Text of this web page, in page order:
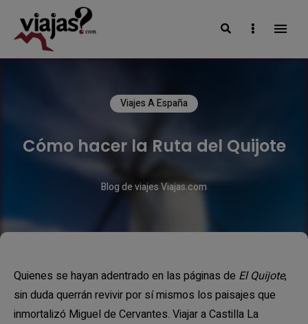
VIAJAS BLOG
SearchSidebar
Viajes A España
Cómo hacer la Ruta del Quijote
Blog de viajes Viajas.com
Quienes se hayan adentrado en las páginas de El Quijote,
sin duda querrán revivir por sí mismos los paisajes que
inmortalizó Miguel de Cervantes. Viajar a Castilla La